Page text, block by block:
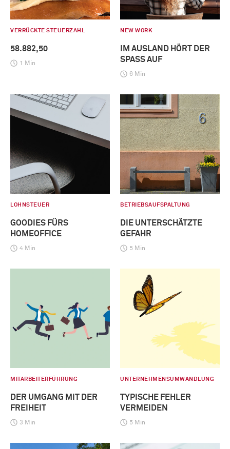
VERRÜCKTE STEUERZAHL
58.882,50
1 Min
NEW WORK
IM AUSLAND HÖRT DER
SPASS AUF
6 Min
LOHNSTEUER
GOODIES FÜRS
HOMEOFFICE
4 Min
BETRIEBSAUFSPALTUNG
DIE UNTERSCHÄTZTE
GEFAHR
5 Min
MITARBEITERFÜHRUNG
DER UMGANG MIT DER
FREIHEIT
3 Min
UNTERNEHMENSUMWANDLUNG
TYPISCHE FEHLER
VERMEIDEN
5 Min